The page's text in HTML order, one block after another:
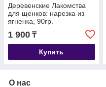
Деревенские Лакомства
для щенков: нарезка из
ягненка, 90гр.
1 900 ₸
Купить
О нас